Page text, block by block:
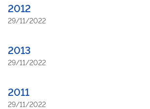
2012
29/11/2022
2013
29/11/2022
2011
29/11/2022